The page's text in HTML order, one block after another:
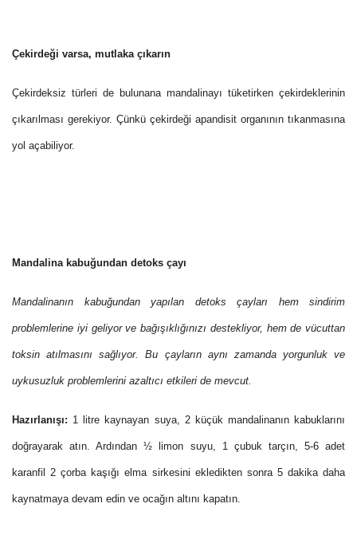
Çekirdeği varsa, mutlaka çıkarın
Çekirdeksiz türleri de bulunana mandalinayı tüketirken çekirdeklerinin
çıkarılması gerekiyor. Çünkü çekirdeği apandisit organının tıkanmasına
yol açabiliyor.
Mandalina kabuğundan detoks çayı
Mandalinanın kabuğundan yapılan detoks çayları hem sindirim
problemlerine iyi geliyor ve bağışıklığınızı destekliyor, hem de vücuttan
toksin atılmasını sağlıyor. Bu çayların aynı zamanda yorgunluk ve
uykusuzluk problemlerini azaltıcı etkileri de mevcut.
Hazırlanışı: 1 litre kaynayan suya, 2 küçük mandalinanın kabuklarını
doğrayarak atın. Ardından ½ limon suyu, 1 çubuk tarçın, 5-6 adet
karanfil 2 çorba kaşığı elma sirkesini ekledikten sonra 5 dakika daha
kaynatmaya devam edin ve ocağın altını kapatın.